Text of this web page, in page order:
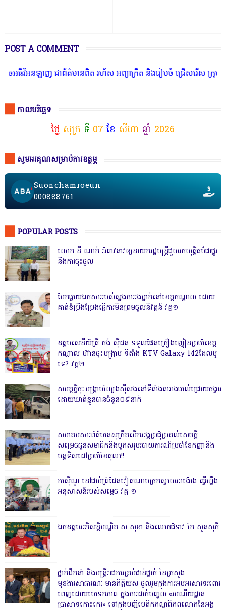
POST A COMMENT
ជាព័ត៌មានពិត រហ័ស អព្យាក្រឹត និងរៀបចំ ជ្រើសរើស ក្រុមការងារ នៅតា
កាលបរិច្ឆេទ
ថ្ងៃ សុក្រ ទី 07 ខែ សីហា ឆ្នាំ 2026
សូមអរគុណសម្រាប់ការឧត្ថម្ភ
Suonchamroeun
000888761
POPULAR POSTS
លោក នី ណាក់ អំពាវនាវឲ្យនាយករដ្ឋមន្ត្រីជួយរកយុត្តិធម៌ជាថ្នូរ
នឹងការចុះចូល
បែកធ្លាយឯកសាររបស់ស្នងការរងម្នាក់នៅខេត្តកណ្ដាល ដោយ
គាត់ខំប្រឹងប្រែងធ្វើការមិនព្រមចូលនិវត្តន៍ វគ្គ១
ឧត្តមសេនីយ៍ត្រី គង់ ស៊ីដន ទទួលផែនគ្រឿងញៀនប្រចាំខេត្ត
កណ្តាល ហ៊ានចុះបង្ក្រាប ទីតាំង KTV Galaxy 142ដែលឬ
ទេ? វគ្គ២
សមត្ថកិ្ចចុះបង្ក្រាបល្បែងស៊ីសងនៅទីតាំងតារាងបាល់ជ្រោយចង្វារ
ដោយឃាត់ខ្លួនបានចំនួន០៩នាក់
សមាគមសារព័ត៌មានសុក្រឹតបើកអង្គប្រជុំប្រគល់សេចក្តី
សម្រេចជូនសមាជិកនិងបូកសរុបរបាយការណ៍ប្រចាំខែកញ្ញានិង
បន្តទិសដៅប្រចាំខែតុលា!!
កាសុីណូ នៅជាប់ព្រំដែនវៀតណាមច្រកស្វាយអាង៉ោង ធ្វើហ្នឹង
អនុសាសន៍របស់សម្ដេច វគ្គ ១
ឯកឧត្តមអភិសន្តិបណ្ឌិត ស សុខា និងលោកជំទាវ កែ សួនសុភី
ថ្នាក់ដឹកនាំ និងមន្ត្រីរាជការគ្រប់ជាន់ថ្នាក់ នៃក្រសួង
មុខងារសាធារណៈ មានកិត្តិយស ចូលរួមក្នុងការអបអរសារទរពោរ
ពេញដោយមោទកភាព ក្នុងការដាក់បញ្ចូល «រមណីយដ្ឋាន
ប្រាសាទកោះកេរ» ទៅក្នុងបញ្ជីបេតិកភណ្ឌពិភពលោកនៃអង្គ